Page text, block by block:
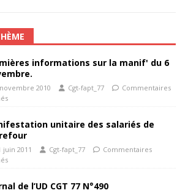
informations sur la manif' du 6
2010 Cgt-fapt_77
Commentaires
unitaire des salariés de
juin 2011 Cgt-fapt_77
Commentaires
de l’UD CGT 77 N°490